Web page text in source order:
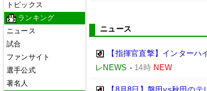
トピックス
ランキング
ニュース
試合
ファンサイト
選手公式
著名人
ニュース
【指揮官直撃】インター
レNEWS - 14時 NEW